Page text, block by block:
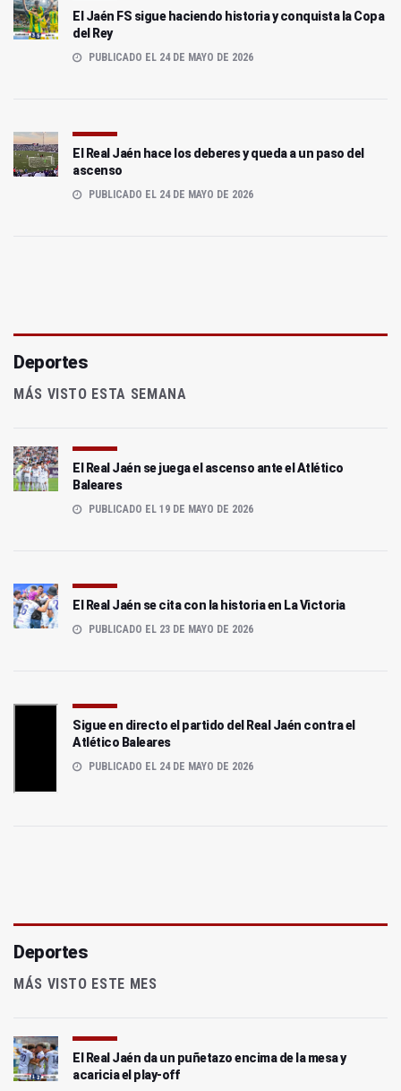
El Jaén FS sigue haciendo historia y conquista la Copa
del Rey
PUBLICADO EL 24 DE MAYO DE 2026
El Real Jaén hace los deberes y queda a un paso del
ascenso
PUBLICADO EL 24 DE MAYO DE 2026
Deportes
MÁS VISTO ESTA SEMANA
El Real Jaén se juega el ascenso ante el Atlético
Baleares
PUBLICADO EL 19 DE MAYO DE 2026
El Real Jaén se cita con la historia en La Victoria
PUBLICADO EL 23 DE MAYO DE 2026
Sigue en directo el partido del Real Jaén contra el
Atlético Baleares
PUBLICADO EL 24 DE MAYO DE 2026
Deportes
MÁS VISTO ESTE MES
El Real Jaén da un puñetazo encima de la mesa y
acaricia el play-off